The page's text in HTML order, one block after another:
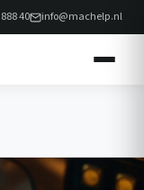
40 info@machelp.nl